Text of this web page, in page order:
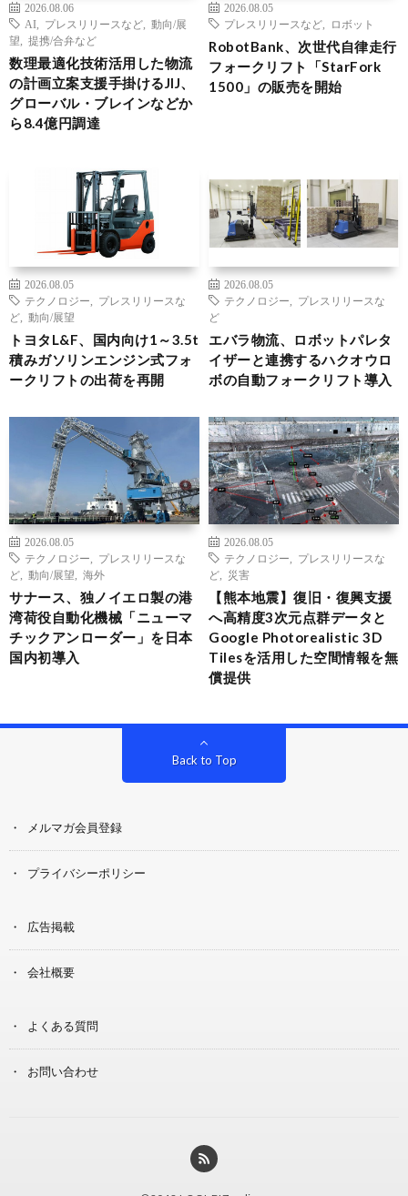
2026.08.06
AI
プレスリリースなど
動向/展
望
提携/合弁など
数理最適化技術活用した物流
の計画立案支援手掛けるJIJ、
グローバル・ブレインなどか
ら8.4億円調達
2026.08.05
プレスリリースなど
ロボット
RobotBank、次世代自律走行
フォークリフト「StarFork
1500」の販売を開始
2026.08.05
テクノロジー
プレスリリースな
ど
動向/展望
トヨタL&F、国内向け1～3.5t
積みガソリンエンジン式フォ
ークリフトの出荷を再開
2026.08.05
テクノロジー
プレスリリースな
ど
エバラ物流、ロボットパレタ
イザーと連携するハクオウロ
ボの自動フォークリフト導入
2026.08.05
テクノロジー
プレスリリースな
ど
動向/展望 海外
サナース、独ノイエロ製の港
湾荷役自動化機械「ニューマ
チックアンローダー」を日本
国内初導入
2026.08.05
テクノロジー
プレスリリースな
ど
災害
【熊本地震】復旧・復興支援
へ高精度3次元点群データと
Google Photorealistic 3D
Tilesを活用した空間情報を無
償提供
Back to Top
メルマガ会員登録
プライバシーポリシー
広告掲載
会社概要
よくある質問
お問い合わせ